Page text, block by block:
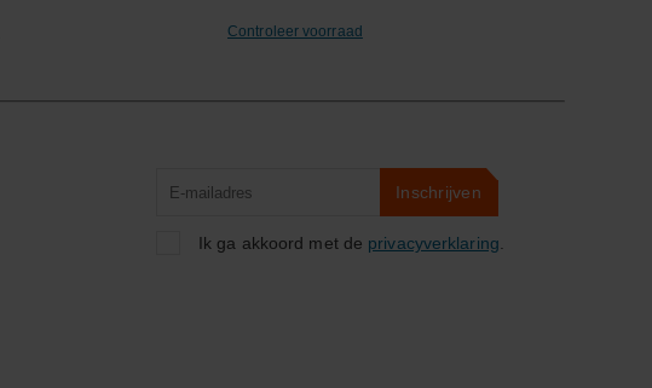
Controleer voorraad
Inschrijven
Ik ga akkoord met de privacyverklaring